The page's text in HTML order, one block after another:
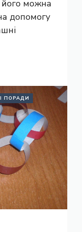
його можна
допомогу
ПОРАДИ